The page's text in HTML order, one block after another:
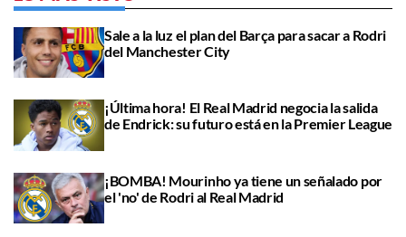
Sale a la luz el plan del Barça para sacar a Rodri
del Manchester City
¡Última hora! El Real Madrid negocia la salida
de Endrick: su futuro está en la Premier League
¡BOMBA! Mourinho ya tiene un señalado por
el 'no' de Rodri al Real Madrid